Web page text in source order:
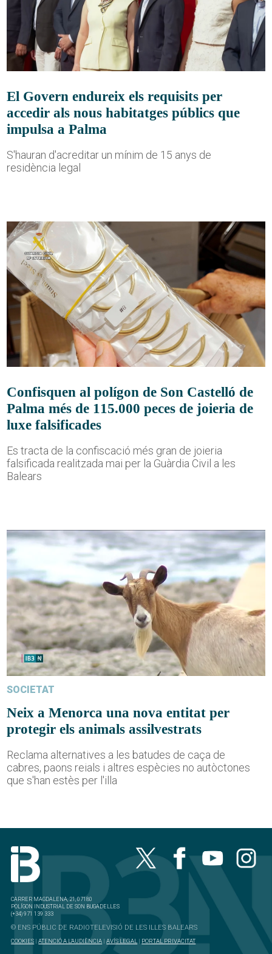
El Govern endureix els requisits per
accedir als nous habitatges públics que
impulsa a Palma
S'hauran d'acreditar un mínim de 15 anys de
residència legal
Confisquen al polígon de Son Castelló de
Palma més de 115.000 peces de joieria de
luxe falsificades
Es tracta de la confiscació més gran de joieria
falsificada realitzada mai per la Guàrdia Civil a les
Balears
SOCIETAT
Neix a Menorca una nova entitat per
protegir els animals assilvestrats
Reclama alternatives a les batudes de caça de
cabres, paons reials i altres espècies no autòctones
que s'han estès per l'illa
CARRER MAGDALENA, 21, 07180
POLÍGON INDUSTRIAL DE SON BUGADELLES
(+34) 971 139 333
© ENS PÚBLIC DE RADIOTELEVISIÓ DE LES ILLES BALEARS
COOKIES |ATENCIÓ A L'AUDIÈNCIA |AVÍS LEGAL | PORTAL PRIVACITAT